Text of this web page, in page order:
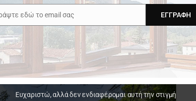
εδώ το email σας ΕΓΓΡΑΦΉ
Ευχαριστώ, αλλά δεν ενδιαφέρομαι αυτή την στιγμή